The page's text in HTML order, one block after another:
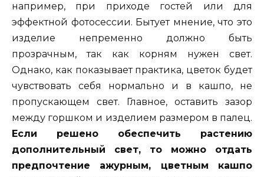
например, при приходе гостей или для
эффектной фотосессии. Бытует мнение, что это
изделие непременно должно быть
прозрачным, так как корням нужен свет.
Однако, как показывает практика, цветок будет
чувствовать себя нормально и в кашпо, не
пропускающем свет. Главное, оставить зазор
между горшком и изделием размером в палец.
Если решено обеспечить растению
дополнительный свет, то можно отдать
предпочтение ажурным, цветным кашпо